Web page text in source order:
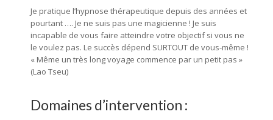
Je pratique l’hypnose thérapeutique depuis des années et
pourtant …. Je ne suis pas une magicienne ! Je suis
incapable de vous faire atteindre votre objectif si vous ne
le voulez pas. Le succès dépend SURTOUT de vous-même !
« Même un très long voyage commence par un petit pas »
(Lao Tseu)
Domaines d’intervention :